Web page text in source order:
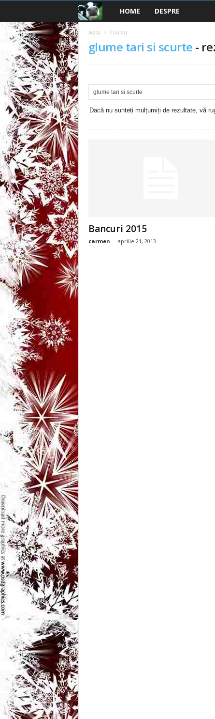
a
n
u
HOME DESPRE
Acasă Căutați
glume tari si scurte -
Dacă nu sunteți mulțumiți de rezultate, vă
Bancuri 2015
carmen - aprilie 21, 2013